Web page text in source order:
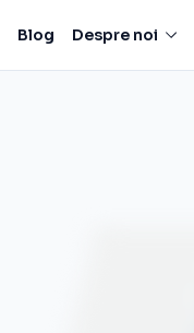
Blog Despre noi